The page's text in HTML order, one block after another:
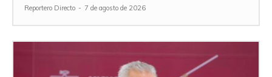
Reportero Directo - 7 de agosto de 2026